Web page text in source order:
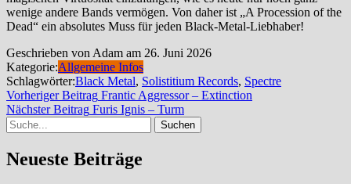
wenige andere Bands vermögen. Von daher ist „A Procession of the
Dead“ ein absolutes Muss für jeden Black-Metal-Liebhaber!
Geschrieben von Adam am 26. Juni 2026
Kategorie:Allgemeine Infos
Schlagwörter:Black Metal, Solistitium Records, Spectre
Beitragsnavigation
Vorheriger Beitrag Frantic Aggressor – Extinction
Nächster Beitrag Furis Ignis – TurmNächster
Beitrag
Suche
Neueste Beiträge